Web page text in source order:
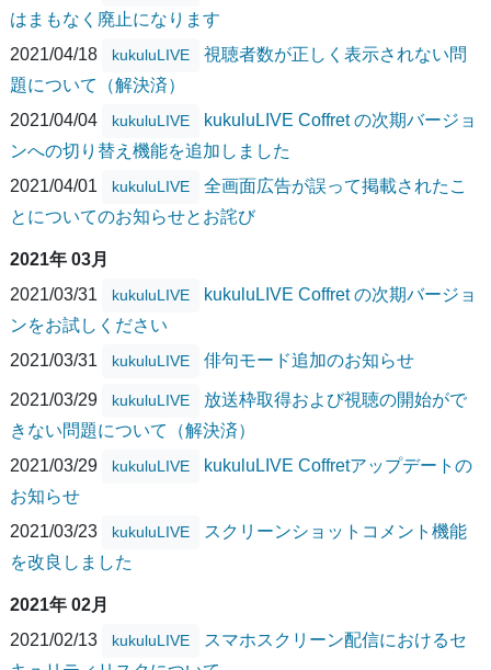
はまもなく廃止になります
2021/04/18
kukuluLIVE
視聴者数が正しく表示されない問
題について（解決済）
2021/04/04
kukuluLIVE
kukuluLIVE Coffret の次期バージョ
ンへの切り替え機能を追加しました
2021/04/01
kukuluLIVE
全画面広告が誤って掲載されたこ
とについてのお知らせとお詫び
2021年 03月
2021/03/31
kukuluLIVE
kukuluLIVE Coffret の次期バージョ
ンをお試しください
2021/03/31
kukuluLIVE 俳句モード追加のお知らせ
2021/03/29 kukuluLIVE
放送枠取得および視聴の開始がで
きない問題について（解決済）
2021/03/29
kukuluLIVE
kukuluLIVE Coffretアップデートの
お知らせ
2021/03/23
kukuluLIVE
スクリーンショットコメント機能
を改良しました
2021年 02月
2021/02/13
kukuluLIVE
スマホスクリーン配信におけるセ